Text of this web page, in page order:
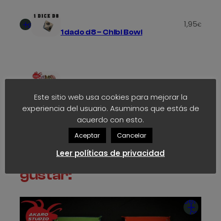
Añadir
al
1 dado d8 – Chibi Bowl
1,95€
Añadir
carrito
2 Cabezas – Pony Bowl
También te pueden
gustar:
Este sitio web usa cookies para mejorar la
experiencia del usuario. Asumimos que estás de
acuerdo con esto.
Aceptar Cancelar
Leer políticas de privacidad